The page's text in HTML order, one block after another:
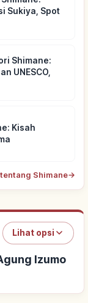
Sukiya, Spot
Shimane:
UNESCO,
Kisah
Shimane→
Lihat opsi
Izumo